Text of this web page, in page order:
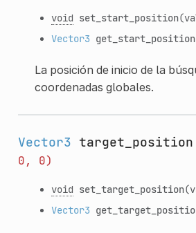
void set_start_position
Vector3 get_start_position
La posición de inicio de la
coordenadas globales.
Vector3 target_position
0,
0)
void set_target_position
Vector3